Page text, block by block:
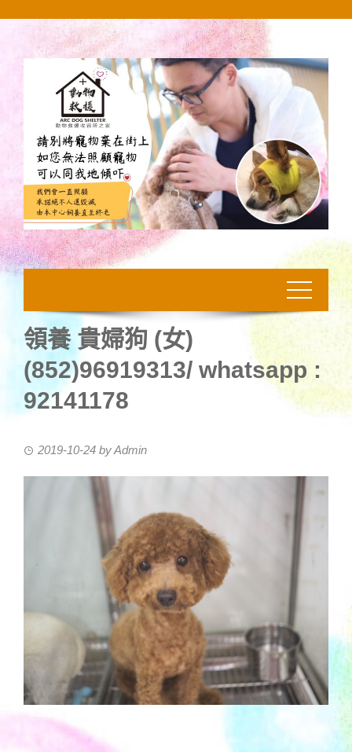
領養 貴婦狗 (女)
(852)96919313/ whatsapp :
92141178
2019-10-24 byAdmin